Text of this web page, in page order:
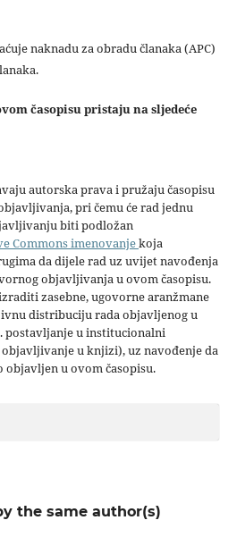
naknadu za obradu članaka (APC)
časopisu pristaju na sljedeće
autorska prava i pružaju časopisu
pri čemu će rad jednu
biti podložan
Commons imenovanjekoja
da dijele rad uz uvijet navođenja
objavljivanja u ovom časopisu.
zasebne, ugovorne aranžmane
distribuciju rada objavljenog u
postavljanje u institucionalni
u knjizi), uz navođenje da
objavljen u ovom časopisu.
the same author(s)